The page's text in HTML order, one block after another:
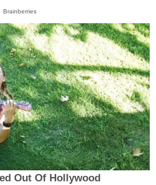
Brainberries
Out Of Hollywood